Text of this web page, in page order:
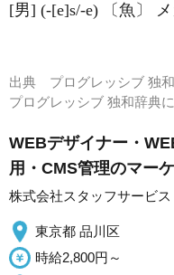
[男] (-[e]s/-e) 〔魚〕 メ
出典 プログレッシブ 独
プログレッシブ 独和辞
WEBデザイナー・
用・CMS管理のマー
株式会社スタッフサービ
東京都 品川区
時給2,800円～